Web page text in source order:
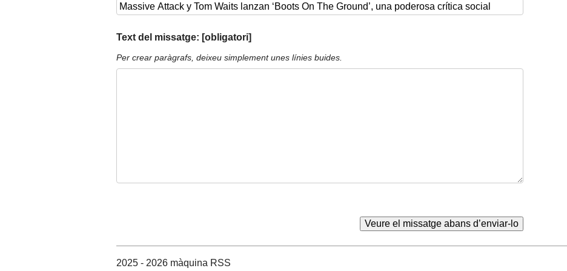
Text del missatge: [obligatori]
Per crear paràgrafs, deixeu simplement unes línies buides.
2025 - 2026 màquina RSS